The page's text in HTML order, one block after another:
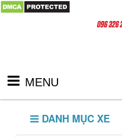
MENU
DANH MỤC XE